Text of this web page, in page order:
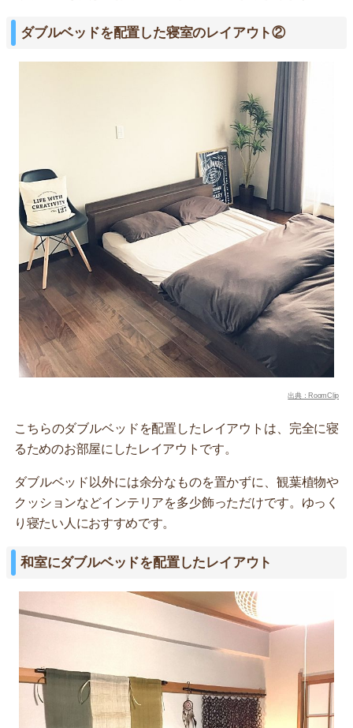
ダブルベッドを配置した寝室のレイアウト②
出典：RoomClip
こちらのダブルベッドを配置したレイアウトは、完全に寝
るためのお部屋にしたレイアウトです。
ダブルベッド以外には余分なものを置かずに、観葉植物や
クッションなどインテリアを多少飾っただけです。ゆっく
り寝たい人におすすめです。
和室にダブルベッドを配置したレイアウト